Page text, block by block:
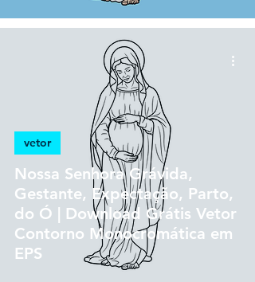
Nossa Senhora Grávida,
Gestante, Expectação, Parto,
do Ó | Download Grátis Vetor
Contorno Monocromática em
EPS
vetor